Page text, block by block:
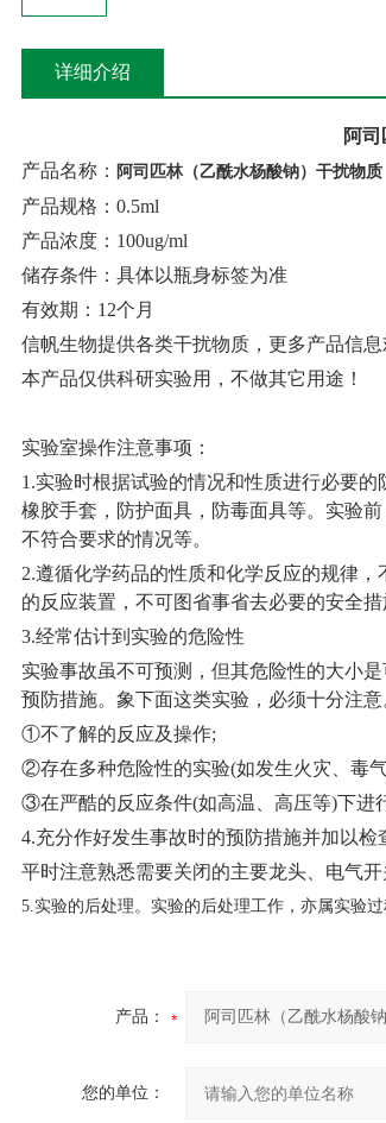
详细介绍
阿
产品名称： 阿司匹林（乙酰水杨酸钠）干扰物质
产品规格： 0.5ml
产品浓度： 100ug/ml
储存条件：具体以瓶身标签为准
有效期： 12个月
信帆生物提供各类干扰物质，更多产品信
本产品仅供科研实验用，不做其它用途 ！
实验室操作注意事项：
1.实验时根据试验的情况和性质进行必要
橡胶手套，防护面具，防毒面具等。实验
不符合要求的情况等。
2.遵循化学药品的性质和化学反应的规律
的反应装置，不可图省事省去必要的安全措
3.经常估计到实验的危险性
实验事故虽不可预测，但其危险性的大小
预防措施。象下面这类实验，必须十分注意
①不了解的反应及操作;
②存在多种危险性的实验(如发生火灾、毒
③在严酷的反应条件(如高温、高压等)下进
4.充分作好发生事故时的预防措施并加以检
平时注意熟悉需要关闭的主要龙头、电气
5.实验的后处理。实验的后处理工作，亦属实验
产品：
您的单位：